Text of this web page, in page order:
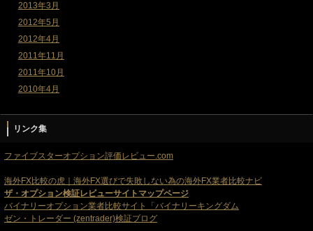
2013年3月
2012年5月
2012年4月
2011年11月
2011年10月
2010年4月
リンク集
ファイブスターオプション評価レビュー.com
海外FX比較の虎｜海外FX選びで失敗しない為の海外FX業者比較ナビ
ザ・オプション検証レビューサイトマップページ
バイナリーオプション業者比較サイト「バイナリーキングダム
ゼン・トレーダー (zentrader)検証ブログ